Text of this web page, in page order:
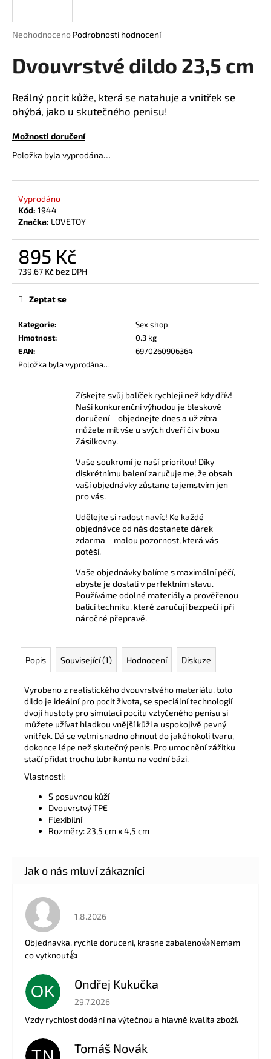
Průměrné
produktu
5
hvězdiček.
Neohodnoceno Podrobnosti hodnocení
Dvouvrstvé dildo 23,5 cm
Reálný pocit kůže, která se natahuje a vnitřek se
ohýbá, jako u skutečného penisu!
Možnosti doručení
Položka byla vyprodána…
Vyprodáno
Kód: 1944
Značka: LOVETOY
895 Kč
739,67 Kč bez DPH
Měrná
Kategorie:
Sex shop
Hmotnost:
0.3 kg
EAN:
6970260906364
Položka byla vyprodána…
Zeptat se
Získejte svůj balíček rychleji než kdy dřív!
Naší konkurenční výhodou je bleskové
doručení – objednejte dnes a už zítra
můžete mít vše u svých dveří či v boxu
Zásilkovny.
Vaše soukromí je naší prioritou! Díky
diskrétnímu balení zaručujeme, že obsah
vaší objednávky zůstane tajemstvím jen
pro vás.
Udělejte si radost navíc! Ke každé
objednávce od nás dostanete dárek
zdarma – malou pozornost, která vás
potěší.
Vaše objednávky balíme s maximální péčí,
abyste je dostali v perfektním stavu.
Používáme odolné materiály a prověřenou
balicí techniku, které zaručují bezpečí i při
náročné přepravě.
Popis Související (1) Hodnocení Diskuze
Vyrobeno z realistického dvouvrstvého materiálu, toto
dildo je ideální pro pocit života, se speciální technologií
dvojí hustoty pro simulaci pocitu vztyčeného penisu si
můžete užívat hladkou vnější kůži a uspokojivě pevný
vnitřek. Dá se velmi snadno ohnout do jakéhokoli tvaru,
dokonce lépe než skutečný penis. Pro umocnění zážitku
stačí přidat trochu lubrikantu na vodní bázi.
Vlastnosti:
S posuvnou kůží
Dvouvrstvý TPE
Flexibilní
Rozměry: 23,5 cm x 4,5 cm
Hodnocení obchodu je 5 z 5 hvězdiček.
1.8.2026
Objednavka, rychle doruceni, krasne zabaleno👍Nemam
co vytknout👍
OK Ondřej Kukučka
Hodnocení obchodu je 5 z 5 hvězdiček.
29.7.2026
Vzdy rychlost dodání na výtečnou a hlavně kvalita zboží.
Tomáš Novák
j
t
?
HLEDAT
D
o
p
u
m
e